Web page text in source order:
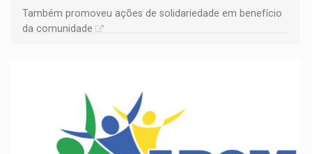
Também promoveu ações de solidariedade em benefício
da comunidade